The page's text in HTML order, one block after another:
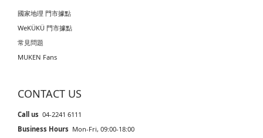
國家地理 門市據點
WeKÜKÜ 門市據點
常見問題
MUKEN Fans
CONTACT US
Call us 04-2241 6111
Business Hours Mon-Fri, 09:00-18:00